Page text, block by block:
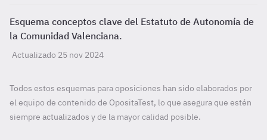
Esquema conceptos clave del Estatuto de Autonomía de
la Comunidad Valenciana.
Actualizado 25 nov 2024
Todos estos esquemas para oposiciones han sido elaborados por
el equipo de contenido de OpositaTest, lo que asegura que estén
siempre actualizados y de la mayor calidad posible.